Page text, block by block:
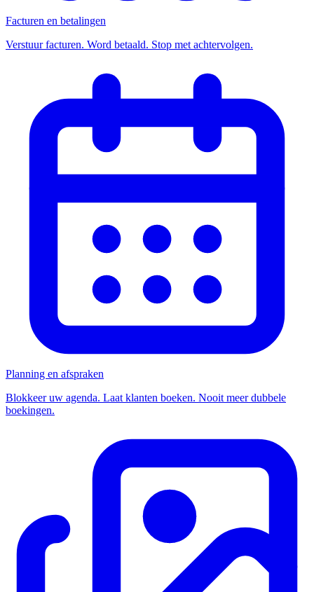
Facturen en betalingen
Verstuur facturen. Word betaald. Stop met achtervolgen.
Planning en afspraken
Blokkeer uw agenda. Laat klanten boeken. Nooit meer dubbele
boekingen.